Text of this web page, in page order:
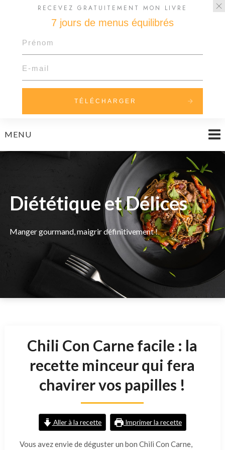
toMENU
Diététique et Délices
Manger gourmand, maigrir définitivement !
Chili Con Carne facile : la
recette minceur qui fera
chavirer vos papilles !
Aller à la recette Imprimer la recette
Vous avez envie de déguster un bon Chili Con Carne,
RECEVEZ GRATUITEMENT MON LIVRE
7 jours de menus équilibrés
TÉLÉCHARGER